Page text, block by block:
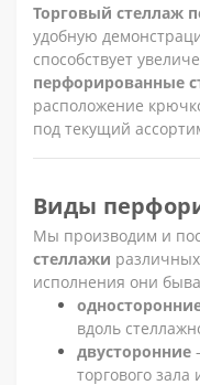
Торговый стеллаж
удобную
способствует
перфорированные
расположение
под текущий
Виды
Мы производим и
стеллажи
исполнения они
вдоль
двусторонние
торгового